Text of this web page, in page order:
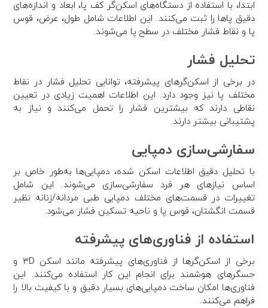
ابتدا، با استفاده از دستگاه‌های اسکن‌گر کف پا، ابعاد و اندازه‌های
دقیق پاها را ثبت می‌کنند. این اطلاعات شامل طول، عرض، قوس
پا و نقاط فشار مختلف در سطح پا می‌شوند.
تحلیل فشار
در برخی از اسکن‌گرهای پیشرفته، توانایی تحلیل فشار در نقاط
مختلف پا نیز وجود دارد. این اطلاعات اهمیت زیادی در تعیین
نقاطی دارند که بیشترین فشار را تحمل می‌کنند و نیاز به
پشتیبانی بیشتر دارند.
سفارشی‌سازی دمپایی
با تحلیل دقیق اطلاعات اسکن شده، دمپایی‌ها به‌طور خاص بر
اساس نیازهای هر فرد سفارشی‌سازی می‌شوند. این شامل
تغییرات در قسمت‌های مختلف دمپایی طبی مردانه/زنانه نظیر
قسمت انگشتان، قوس پا و ناحیه تسکین فشار می‌شود.
استفاده از فناوری‌های پیشرفته
برخی از اسکن‌گرها از فناوری‌های پیشرفته مانند اسکن ۳D و
حسگرهای هوشمند برای انجام این کار استفاده می‌کنند. این
فناوری‌ها امکان ساخت دمپایی‌های بسیار دقیق و با کیفیت بالا را
فراهم می‌کنند.